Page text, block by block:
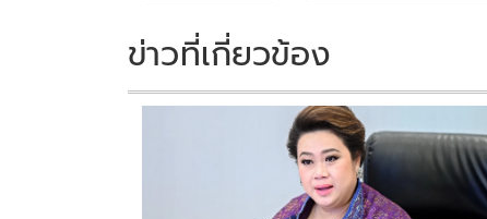
k k
ข่าวที่เกี่ยวข้อง